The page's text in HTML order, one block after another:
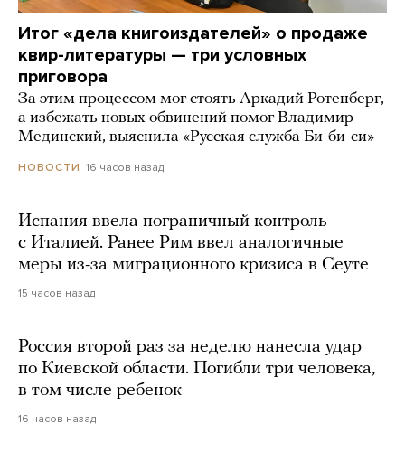
Итог «дела книгоиздателей» о продаже
квир-литературы — три условных
приговора
За этим процессом мог стоять Аркадий Ротенберг,
а избежать новых обвинений помог Владимир
Мединский, выяснила «Русская служба Би-би-си»
НОВОСТИ 16 часов назад
Испания ввела пограничный контроль
с Италией. Ранее Рим ввел аналогичные
меры из-за миграционного кризиса в Сеуте
15 часов назад
Россия второй раз за неделю нанесла удар
по Киевской области. Погибли три человека,
в том числе ребенок
16 часов назад